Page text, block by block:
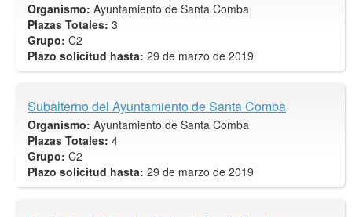
Organismo: Ayuntamiento de Santa Comba
Plazas Totales: 3
Grupo: C2
Plazo solicitud hasta: 29 de marzo de 2019
Subalterno del Ayuntamiento de Santa Comba
Organismo: Ayuntamiento de Santa Comba
Plazas Totales: 4
Grupo: C2
Plazo solicitud hasta: 29 de marzo de 2019